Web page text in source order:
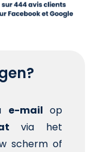
e-mail op
via het
scherm of